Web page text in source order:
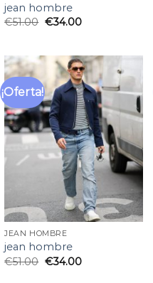
jean hombre
€51.00 €34.00
¡Oferta!
Añadir
a la
lista
deseos
JEAN HOMBRE
jean hombre
€51.00 €34.00